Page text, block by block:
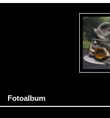
Fotoalbum